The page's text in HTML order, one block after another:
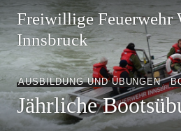
Zum
Inhalt
springen
Freiwillige Feuerwehr
Innsbruck
AUSBILDUNG UND ÜBUNGEN,
Jährliche